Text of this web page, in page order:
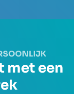
met een